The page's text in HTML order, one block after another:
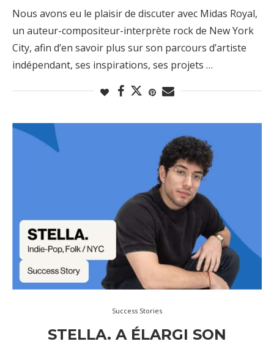
Nous avons eu le plaisir de discuter avec Midas Royal,
un auteur-compositeur-interprète rock de New York
City, afin d’en savoir plus sur son parcours d’artiste
indépendant, ses inspirations, ses projets …
Success Stories
STELLA. A ÉLARGI SON